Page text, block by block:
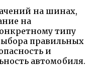
на шинах,
на
типу
правильных
и
автомобиля.